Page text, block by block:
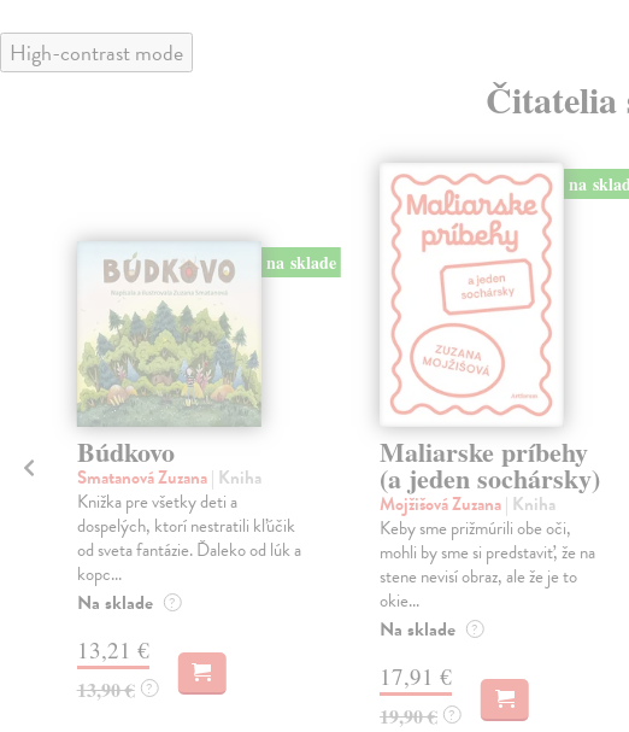
High-contrast mode
Čitatelia
na sklade
Búdkovo
Smatanová Zuzana| Kniha
Knižka pre všetky deti a
dospelých, ktorí nestratili kľúčik
od sveta fantázie. Ďaleko od lúk a
kopc...
Na sklade ?
13,21 €
13,90 € ?
na
Maliarske príbehy
(a jeden sochársky)
Mojžišová Zuzana| Kniha
Keby sme prižmúrili obe oči,
mohli by sme si predstaviť, že na
stene nevisí obraz, ale že je to
okie...
Na sklade ?
17,91 €
19,90 € ?